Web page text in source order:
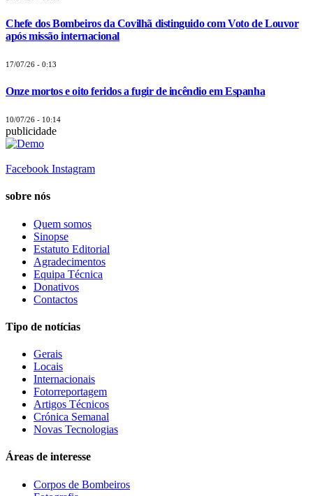
Chefe dos Bombeiros da Covilhã distinguido com Voto de Louvor
após missão internacional
17/07/26 - 0:13
Onze mortos e oito feridos a fugir de incêndio em Espanha
10/07/26 - 10:14
publicidade
Facebook Instagram
sobre nós
Quem somos
Sinopse
Estatuto Editorial
Agradecimentos
Equipa Técnica
Donativos
Contactos
Tipo de notícias
Gerais
Locais
Internacionais
Fotorreportagem
Artigos Técnicos
Crónica Semanal
Novas Tecnologias
Áreas de interesse
Corpos de Bombeiros